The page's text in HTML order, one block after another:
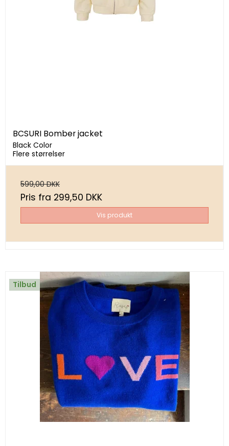
BCSURI Bomber jacket
Black Color
Flere størrelser
599,00 DKK
Pris fra 299,50 DKK
Vis produkt
Tilbud